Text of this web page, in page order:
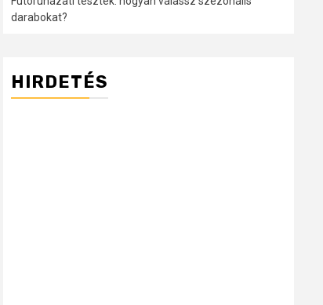
darabokat?
HIRDETÉS